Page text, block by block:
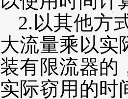
2.以其他方
大流量乘以实
装有限流器的
实际窃用的时